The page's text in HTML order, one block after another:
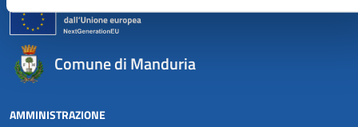
Comune di Manduria
AMMINISTRAZIONE